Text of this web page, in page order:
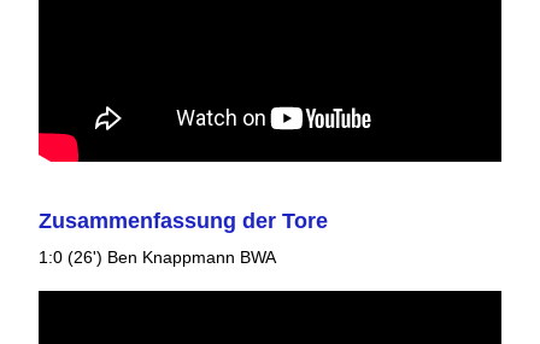
Zusammenfassung der Tore
1:0 (26') Ben Knappmann BWA